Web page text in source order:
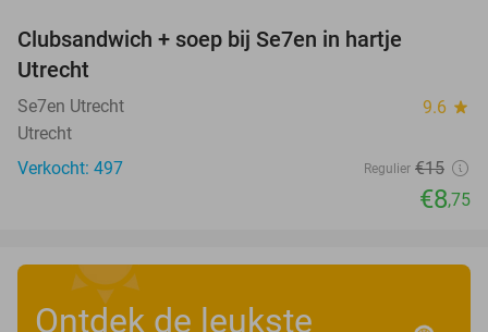
Clubsandwich + soep bij Se7en in hartje
Utrecht
Se7en Utrecht 9.6 star
Utrecht
Verkocht: 497
Regulier €15
€8,75
Ontdek de leukste